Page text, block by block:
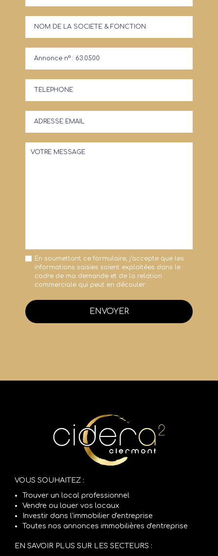
En soumettant ce formulaire, j'accepte que les
informations saisies soient exploitées dans le
cadre de ma demande et de la relation
commerciale qui peut en découler.
ENVOYER
VOUS SOUHAITEZ :
Trouver un local professionnel
Vendre ou louer vos locaux
Investir dans l'immobilier d'entreprise
Toutes nos annonces immobilières d'entreprise
EN SAVOIR PLUS SUR LES SECTEURS :